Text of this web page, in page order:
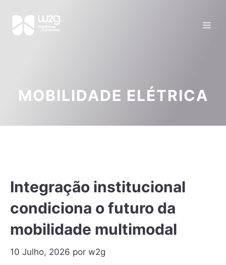
MOBILIDADE ELÉTRICA
Integração institucional
condiciona o futuro da
mobilidade multimodal
10 Julho, 2026 por w2g